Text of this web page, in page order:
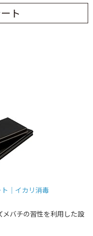
ト
｜イカリ消毒
バチの習性を利用した設